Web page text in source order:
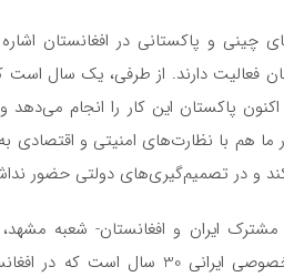
فعالیت دارند. از طرفی، یک سال
اکنون پاکستان این کار را انجام
ما هم با نظارت‌های امنیتی و اقتصادی
در تصمیم‌گیری‌های دولتی حضور
ایران و افغانستان- شعبه
افغانستان، گفت: بخش خصوصی